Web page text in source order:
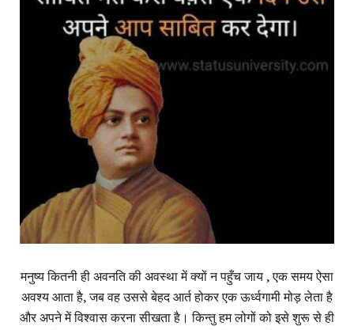
मनुष्य कितनी ही अवनति की अवस्था में क्यों न पहुँच जाय , एक समय ऐसा
अवश्य आता है, जब वह उससे बेहद आर्त होकर एक ऊर्ध्वगामी मोड़ लेता है
और अपने में विश्वास करना सीखता है। किन्तु हम लोगों को इसे शुरू से ही